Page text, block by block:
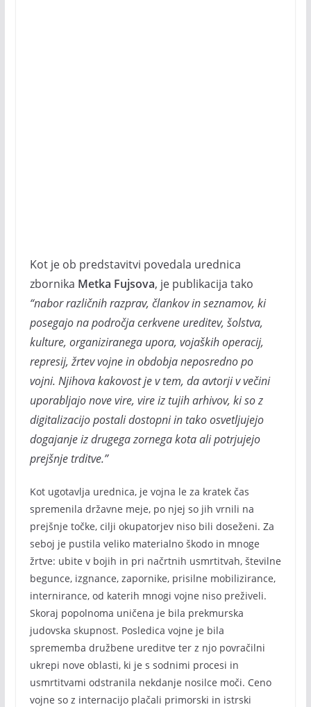
Kot je ob predstavitvi povedala urednica
zbornika Metka Fujsova, je publikacija tako
“nabor različnih razprav, člankov in seznamov, ki
posegajo na področja cerkvene ureditev, šolstva,
kulture, organiziranega upora, vojaških operacij,
represij, žrtev vojne in obdobja neposredno po
vojni. Njihova kakovost je v tem, da avtorji v večini
uporabljajo nove vire, vire iz tujih arhivov, ki so z
digitalizacijo postali dostopni in tako osvetljujejo
dogajanje iz drugega zornega kota ali potrjujejo
prejšnje trditve.”
Kot ugotavlja urednica, je vojna le za kratek čas
spremenila državne meje, po njej so jih vrnili na
prejšnje točke, cilji okupatorjev niso bili doseženi. Za
seboj je pustila veliko materialno škodo in mnoge
žrtve: ubite v bojih in pri načrtnih usmrtitvah, številne
begunce, izgnance, zapornike, prisilne mobilizirance,
internirance, od katerih mnogi vojne niso preživeli.
Skoraj popolnoma uničena je bila prekmurska
judovska skupnost. Posledica vojne je bila
sprememba družbene ureditve ter z njo povračilni
ukrepi nove oblasti, ki je s sodnimi procesi in
usmrtitvami odstranila nekdanje nosilce moči. Ceno
vojne so z internacijo plačali primorski in istrski